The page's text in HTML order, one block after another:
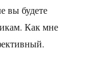
вы будете
Как мне